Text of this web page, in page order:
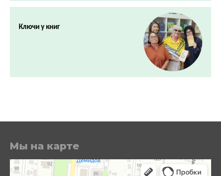
Ключи у книг
Мы на карте